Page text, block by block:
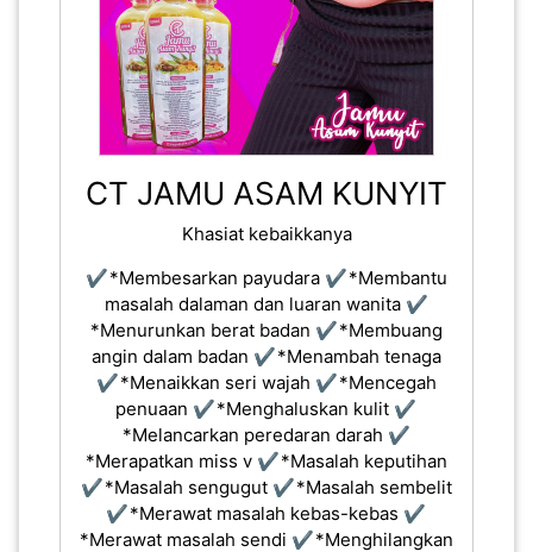
CT JAMU ASAM KUNYIT
Khasiat kebaikkanya
✔️ *Membesarkan payudara ✔️ *Membantu
masalah dalaman dan luaran wanita ✔️
*Menurunkan berat badan ✔️ *Membuang
angin dalam badan ✔️ *Menambah tenaga
✔️ *Menaikkan seri wajah ✔️ *Mencegah
penuaan ✔️ *Menghaluskan kulit ✔️
*Melancarkan peredaran darah ✔️
*Merapatkan miss v ✔️ *Masalah keputihan
✔️ *Masalah sengugut ✔️ *Masalah sembelit
✔️ *Merawat masalah kebas-kebas ✔️
*Merawat masalah sendi ✔️ *Menghilangkan